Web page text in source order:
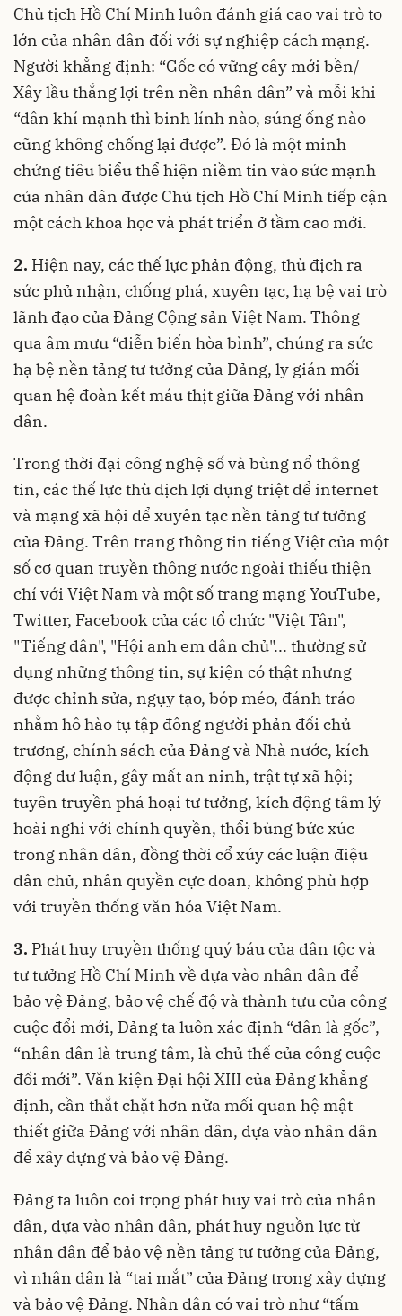
Chủ tịch Hồ Chí Minh luôn đánh giá cao vai trò to
lớn của nhân dân đối với sự nghiệp cách mạng.
Người khẳng định: “Gốc có vững cây mới bền/
Xây lầu thắng lợi trên nền nhân dân” và mỗi khi
“dân khí mạnh thì binh lính nào, súng ống nào
cũng không chống lại được”. Đó là một minh
chứng tiêu biểu thể hiện niềm tin vào sức mạnh
của nhân dân được Chủ tịch Hồ Chí Minh tiếp cận
một cách khoa học và phát triển ở tầm cao mới.
2. Hiện nay, các thế lực phản động, thù địch ra
sức phủ nhận, chống phá, xuyên tạc, hạ bệ vai trò
lãnh đạo của Đảng Cộng sản Việt Nam. Thông
qua âm mưu “diễn biến hòa bình”, chúng ra sức
hạ bệ nền tảng tư tưởng của Đảng, ly gián mối
quan hệ đoàn kết máu thịt giữa Đảng với nhân
dân.
Trong thời đại công nghệ số và bùng nổ thông
tin, các thế lực thù địch lợi dụng triệt để internet
và mạng xã hội để xuyên tạc nền tảng tư tưởng
của Đảng. Trên trang thông tin tiếng Việt của một
số cơ quan truyền thông nước ngoài thiếu thiện
chí với Việt Nam và một số trang mạng YouTube,
Twitter, Facebook của các tổ chức "Việt Tân",
"Tiếng dân", "Hội anh em dân chủ"... thường sử
dụng những thông tin, sự kiện có thật nhưng
được chỉnh sửa, ngụy tạo, bóp méo, đánh tráo
nhằm hô hào tụ tập đông người phản đối chủ
trương, chính sách của Đảng và Nhà nước, kích
động dư luận, gây mất an ninh, trật tự xã hội;
tuyên truyền phá hoại tư tưởng, kích động tâm lý
hoài nghi với chính quyền, thổi bùng bức xúc
trong nhân dân, đồng thời cổ xúy các luận điệu
dân chủ, nhân quyền cực đoan, không phù hợp
với truyền thống văn hóa Việt Nam.
3. Phát huy truyền thống quý báu của dân tộc và
tư tưởng Hồ Chí Minh về dựa vào nhân dân để
bảo vệ Đảng, bảo vệ chế độ và thành tựu của công
cuộc đổi mới, Đảng ta luôn xác định “dân là gốc”,
“nhân dân là trung tâm, là chủ thể của công cuộc
đổi mới”. Văn kiện Đại hội XIII của Đảng khẳng
định, cần thắt chặt hơn nữa mối quan hệ mật
thiết giữa Đảng với nhân dân, dựa vào nhân dân
để xây dựng và bảo vệ Đảng.
Đảng ta luôn coi trọng phát huy vai trò của nhân
dân, dựa vào nhân dân, phát huy nguồn lực từ
nhân dân để bảo vệ nền tảng tư tưởng của Đảng,
vì nhân dân là “tai mắt” của Đảng trong xây dựng
và bảo vệ Đảng. Nhân dân có vai trò như “tấm